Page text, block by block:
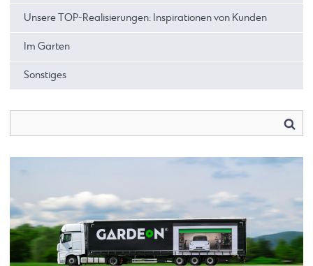
Unsere TOP-Realisierungen: Inspirationen von Kunden
Im Garten
Sonstiges